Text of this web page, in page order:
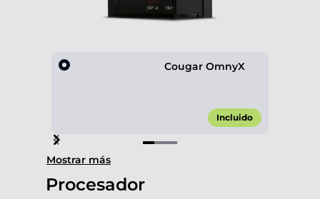
Cougar OmnyX
Incluido
Item
1
of
3
Mostrar más
Procesador